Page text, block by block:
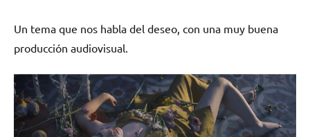
Un tema que nos habla del deseo, con una muy buena
producción audiovisual.